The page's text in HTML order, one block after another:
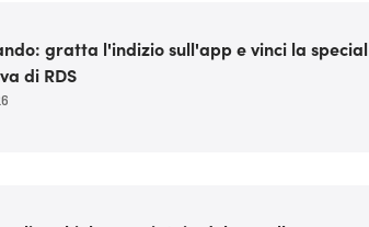
gratta l'indizio sull'app e vinci la special
di RDS